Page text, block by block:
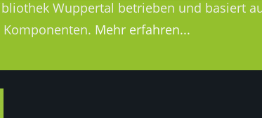
Wuppertal betrieben und basiert
Mehr erfahren...